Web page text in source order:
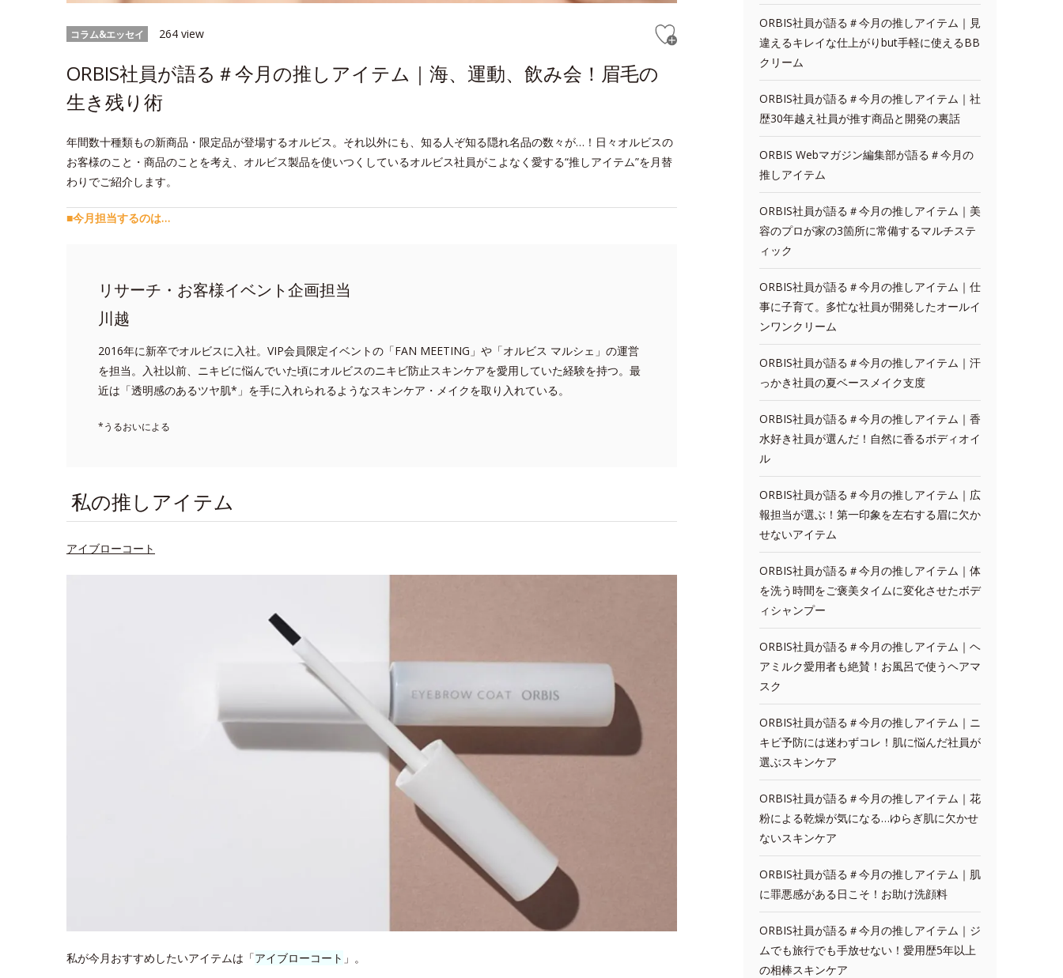
コラム&エッセイ 264 view
ORBIS社員が語る＃今月の推しアイテム｜海、運動、飲み会！眉毛の
生き残り術
年間数十種類もの新商品・限定品が登場するオルビス。それ以外にも、知る人ぞ知る隠れ名品の数々が…！日々オルビスの
お客様のこと・商品のことを考え、オルビス製品を使いつくしているオルビス社員がこよなく愛する“推しアイテム”を月替
わりでご紹介します。
■今月担当するのは…
リサーチ・お客様イベント企画担当
川越
2016年に新卒でオルビスに入社。VIP会員限定イベントの「FAN MEETING」や「オルビス マルシェ」の運営
を担当。入社以前、ニキビに悩んでいた頃にオルビスのニキビ防止スキンケアを愛用していた経験を持つ。最
近は「透明感のあるツヤ肌*」を手に入れられるようなスキンケア・メイクを取り入れている。
*うるおいによる
私の推しアイテム
アイブローコート
私が今月おすすめしたいアイテムは「アイブローコート 」。
ORBIS社員が語る＃今月の推しアイテム｜見
違えるキレイな仕上がりbut手軽に使えるBB
クリーム
ORBIS社員が語る＃今月の推しアイテム｜社
歴30年越え社員が推す商品と開発の裏話
ORBIS Webマガジン編集部が語る＃今月の
推しアイテム
ORBIS社員が語る＃今月の推しアイテム｜美
容のプロが家の3箇所に常備するマルチステ
ィック
ORBIS社員が語る＃今月の推しアイテム｜仕
事に子育て。多忙な社員が開発したオールイ
ンワンクリーム
ORBIS社員が語る＃今月の推しアイテム｜汗
っかき社員の夏ベースメイク支度
ORBIS社員が語る＃今月の推しアイテム｜香
水好き社員が選んだ！自然に香るボディオイ
ル
ORBIS社員が語る＃今月の推しアイテム｜広
報担当が選ぶ！第一印象を左右する眉に欠か
せないアイテム
ORBIS社員が語る＃今月の推しアイテム｜体
を洗う時間をご褒美タイムに変化させたボデ
ィシャンプー
ORBIS社員が語る＃今月の推しアイテム｜ヘ
アミルク愛用者も絶賛！お風呂で使うヘアマ
スク
ORBIS社員が語る＃今月の推しアイテム｜ニ
キビ予防には迷わずコレ！肌に悩んだ社員が
選ぶスキンケア
ORBIS社員が語る＃今月の推しアイテム｜花
粉による乾燥が気になる…ゆらぎ肌に欠かせ
ないスキンケア
ORBIS社員が語る＃今月の推しアイテム｜肌
に罪悪感がある日こそ！お助け洗顔料
ORBIS社員が語る＃今月の推しアイテム｜ジ
ムでも旅行でも手放せない！愛用歴5年以上
の相棒スキンケア